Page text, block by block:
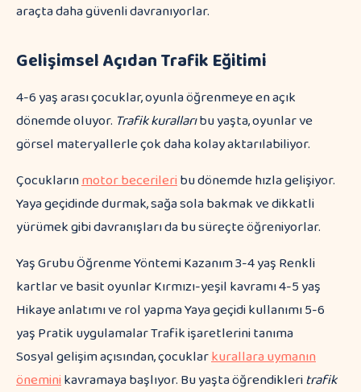
araçta daha güvenli davranıyorlar.
Gelişimsel Açıdan Trafik Eğitimi
4-6 yaş arası çocuklar, oyunla öğrenmeye en açık
dönemde oluyor. Trafik kurallarıbu yaşta, oyunlar ve
görsel materyallerle çok daha kolay aktarılabiliyor.
Çocuklarınmotor becerileribu dönemde hızla gelişiyor.
Yaya geçidinde durmak, sağa sola bakmak ve dikkatli
yürümek gibi davranışları da bu süreçte öğreniyorlar.
Yaş Grubu Öğrenme Yöntemi Kazanım 3-4 yaş Renkli
kartlar ve basit oyunlar Kırmızı-yeşil kavramı 4-5 yaş
Hikaye anlatımı ve rol yapma Yaya geçidi kullanımı 5-6
yaş Pratik uygulamalar Trafik işaretlerini tanıma
Sosyal gelişim açısından, çocuklarkurallara uymanın
öneminikavramaya başlıyor. Bu yaşta öğrendikleritrafik